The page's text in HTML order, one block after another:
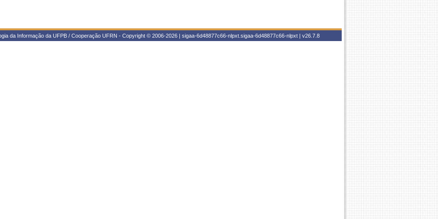
da Informação da UFPB / Cooperação UFRN - Copyright © 2006-2026 | sigaa-6d48877c66-nlpxt.sigaa-6d48877c66-nlpxt | v26.7.8